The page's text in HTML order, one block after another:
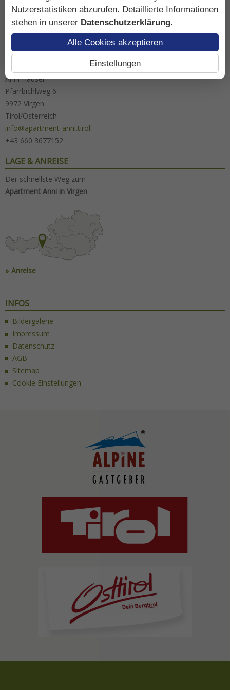
ADRESSE
Anni Hauser
Pfarrbichlweg 6
9972 Virgen
Tirol/Österreich
info@apartment-anni.tirol
+43 660 3677152
LAGE & ANREISE
Der schnellste Weg zum
Apartment Anni in Virgen
Anreise
INFOS
Bildergalerie
Impressum
Datenschutz
AGB
Sitemap
Cookie Einstellungen
Nutzerstatistiken abzurufen. Detaillierte Informationen
stehen in unserer Datenschutzerklärung.
Alle Cookies akzeptieren
Einstellungen